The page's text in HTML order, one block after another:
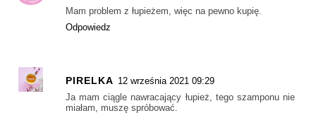
Mam problem z łupieżem, więc na pewno kupię.
Odpowiedz
PIRELKA 12 września 2021 09:29
Ja mam ciągle nawracający łupież, tego szamponu nie
miałam, muszę spróbować.